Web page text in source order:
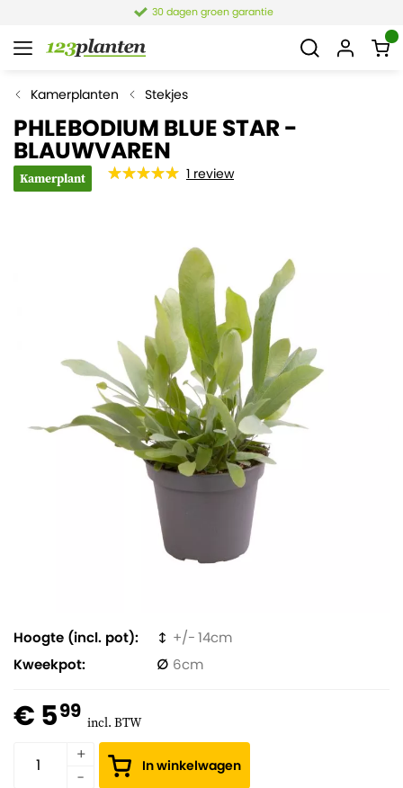
30 dagen groen garantie
Kamerplanten Stekjes
PHLEBODIUM BLUE STAR -
BLAUWVAREN
Kamerplant 1 review
Hoogte (incl. pot)
14
Kweekpot
6
€ 599 incl. BTW
In winkelwagen